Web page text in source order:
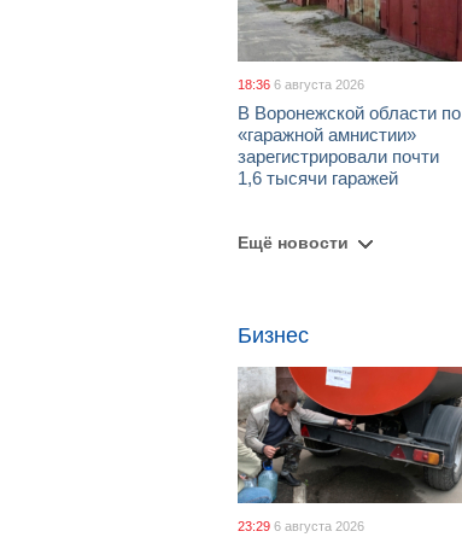
18:36 6 августа 2026
В Воронежской области по
«гаражной амнистии»
зарегистрировали почти
1,6 тысячи гаражей
Ещё новости
Бизнес
23:29 6 августа 2026